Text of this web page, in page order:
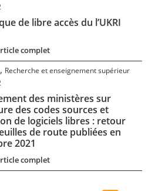
de libre accès du l’UKRI
complet
, Recherche et enseignement supérieur
des ministères sur
des codes sources et
de logiciels libres : retour
de route publiées en
2021
complet